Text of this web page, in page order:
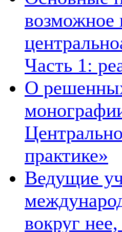
возможное
Часть 1:
О
практике»
Ведущие
вокруг